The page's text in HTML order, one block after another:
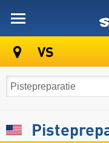
VS